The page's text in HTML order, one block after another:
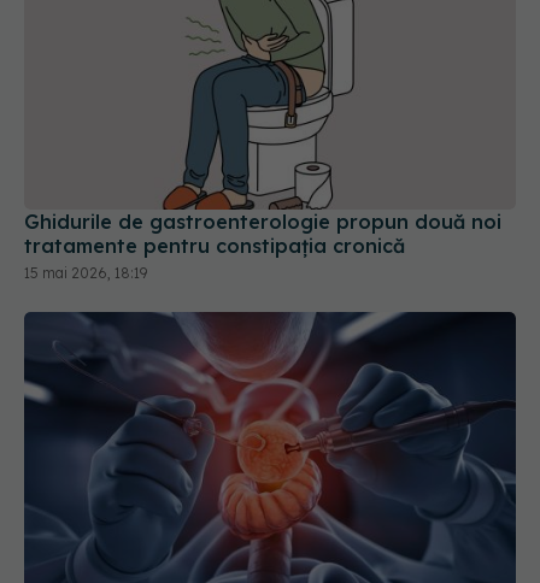
Ghidurile de gastroenterologie propun două noi
tratamente pentru constipația cronică
15 mai 2026, 18:19